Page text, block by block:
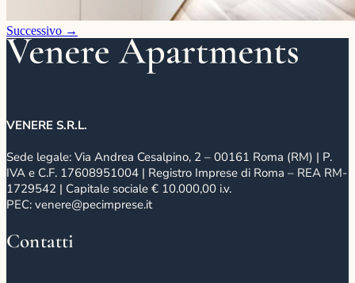
Successivo →
VENERE S.R.L.
Sede legale: Via Andrea Cesalpino, 2 – 00161 Roma (RM) | P.
IVA e C.F. 17608951004 | Registro Imprese di Roma – REA RM-
1729542 | Capitale sociale € 10.000,00 i.v.
PEC: venere@pecimprese.it
Contatti